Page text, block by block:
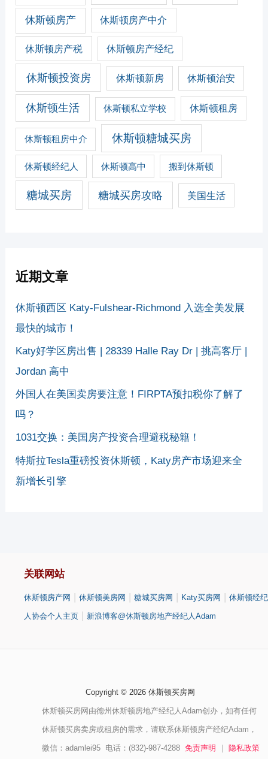
休斯顿房产 休斯顿房产中介
休斯顿房产税 休斯顿房产经纪
休斯顿投资房 休斯顿新房 休斯顿治安
休斯顿生活 休斯顿私立学校 休斯顿租房
休斯顿租房中介 休斯顿糖城买房
休斯顿经纪人 休斯顿高中 搬到休斯顿
糖城买房 糖城买房攻略 美国生活
近期文章
休斯顿西区 Katy-Fulshear-Richmond 入选全美发展
最快的城市！
Katy好学区房出售 | 28339 Halle Ray Dr | 挑高客厅 |
Jordan 高中
外国人在美国卖房要注意！FIRPTA预扣税你了解了
吗？
1031交换：美国房产投资合理避税秘籍！
特斯拉Tesla重磅投资休斯顿，Katy房产市场迎来全
新增长引擎
关联网站
休斯顿房产网 休斯顿美房网 糖城买房网 Katy买房网 休斯顿经纪
人协会个人主页 新浪博客@休斯顿房地产经纪人Adam
Copyright © 2026 休斯顿买房网
休斯顿买房网由德州休斯顿房地产经纪人Adam创办，如有任何
休斯顿买房卖房或租房的需求，请联系休斯顿房产经纪Adam，
微信：adamlei95 电话：(832)-987-4288 免责声明 隐私政策